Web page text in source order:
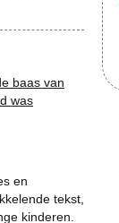
baas van
was
en
tekst,
kinderen.